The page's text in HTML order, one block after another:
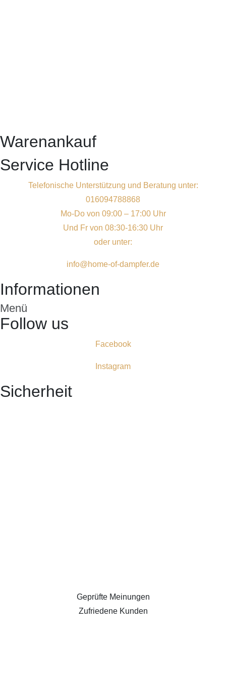
Warenankauf
Service Hotline
Telefonische Unterstützung und Beratung unter:
016094788868
Mo-Do von 09:00 – 17:00 Uhr
Und Fr von 08:30-16:30 Uhr
oder unter:
info@home-of-dampfer.de
Informationen
Menü
Follow us
Facebook
Instagram
Sicherheit
Geprüfte Meinungen
Zufriedene Kunden